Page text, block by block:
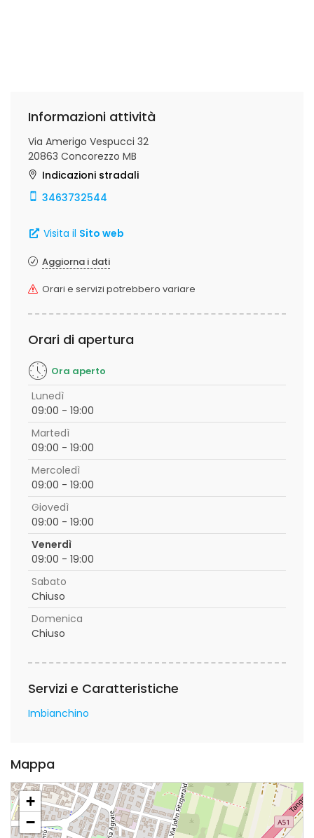
Informazioni attività
Via Amerigo Vespucci 32
20863 Concorezzo MB
Indicazioni stradali
3463732544
Visita il Sito web
Aggiorna i dati
Orari e servizi potrebbero variare
Orari di apertura
Ora aperto
Lunedì
09:00 - 19:00
Martedì
09:00 - 19:00
Mercoledì
09:00 - 19:00
Giovedì
09:00 - 19:00
Venerdì
09:00 - 19:00
Sabato
Chiuso
Domenica
Chiuso
Servizi e Caratteristiche
Imbianchino
Mappa
+
−